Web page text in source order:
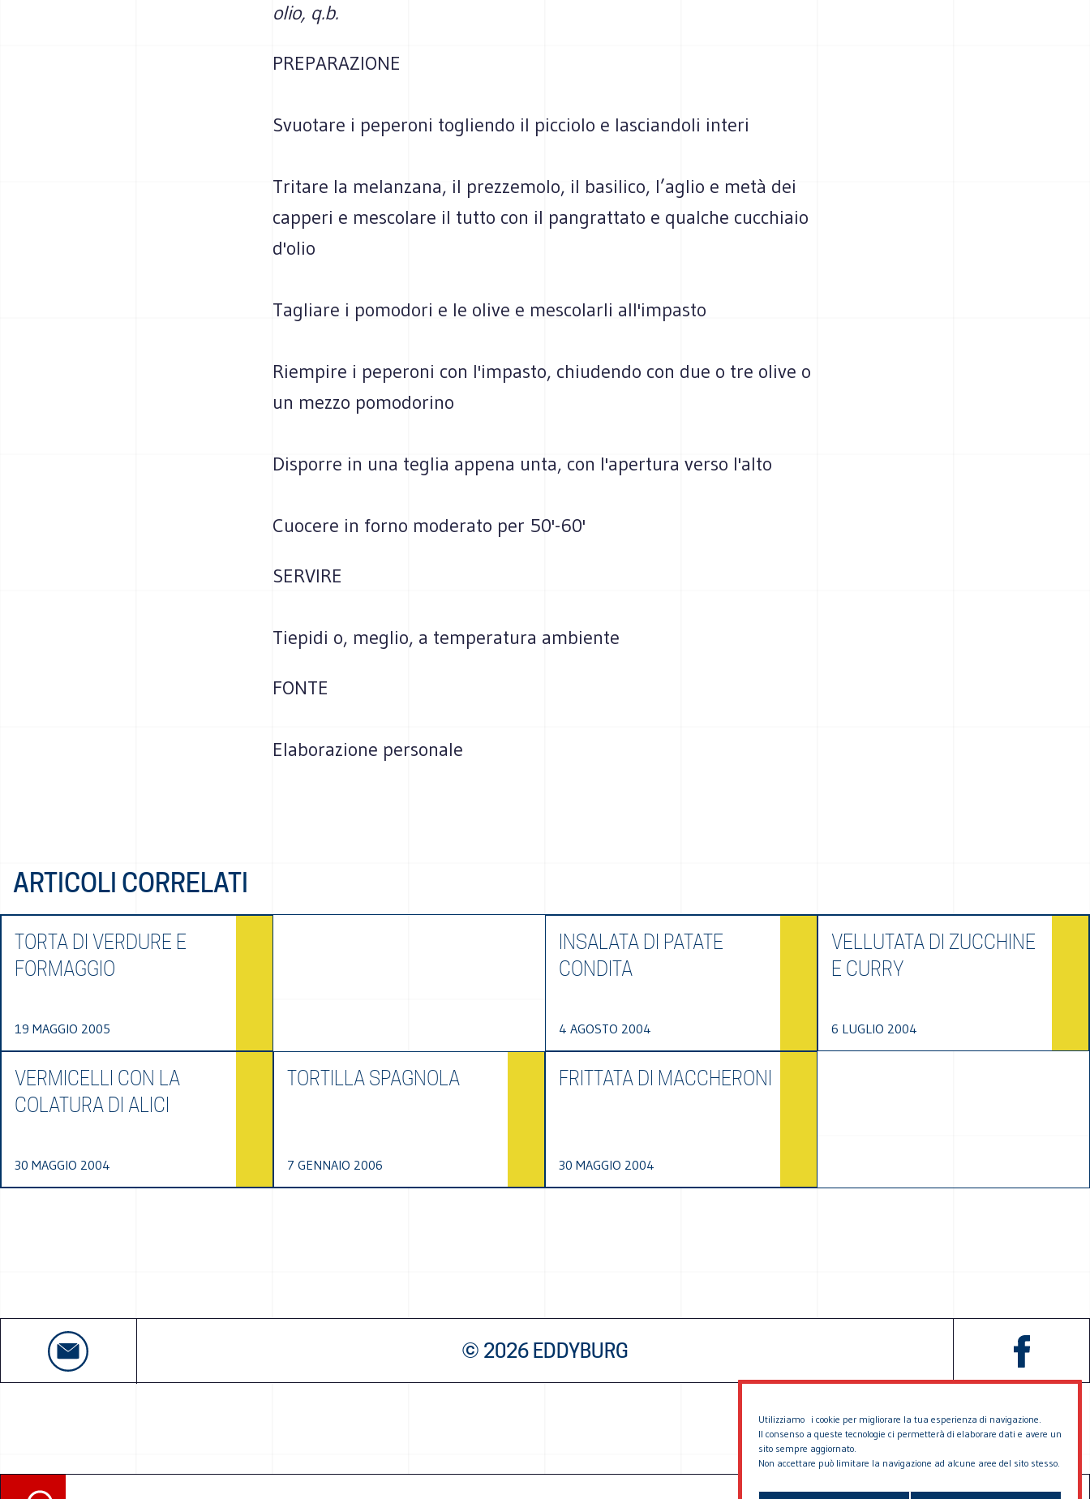
Utilizziamo i cookie per migliorare la tua esperienza di navigazione.
Il consenso a queste tecnologie ci permetterà di elaborare dati e avere un
sito sempre aggiornato.
Non accettare può limitare la navigazione ad alcune aree del sito stesso.
olio, q.b.
PREPARAZIONE
Svuotare i peperoni togliendo il picciolo e lasciandoli interi
Tritare la melanzana, il prezzemolo, il basilico, l’aglio e metà dei
capperi e mescolare il tutto con il pangrattato e qualche cucchiaio
d'olio
Tagliare i pomodori e le olive e mescolarli all'impasto
Riempire i peperoni con l'impasto, chiudendo con due o tre olive o
un mezzo pomodorino
Disporre in una teglia appena unta, con l'apertura verso l'alto
Cuocere in forno moderato per 50'-60'
SERVIRE
Tiepidi o, meglio, a temperatura ambiente
FONTE
Elaborazione personale
ARTICOLI CORRELATI
TORTA DI VERDURE E
FORMAGGIO
19 MAGGIO 2005
INSALATA DI PATATE
CONDITA
4 AGOSTO 2004
VELLUTATA DI ZUCCHINE
E CURRY
6 LUGLIO 2004
VERMICELLI CON LA
COLATURA DI ALICI
30 MAGGIO 2004
TORTILLA SPAGNOLA
7 GENNAIO 2006
FRITTATA DI MACCHERONI
30 MAGGIO 2004
© 2026 EDDYBURG